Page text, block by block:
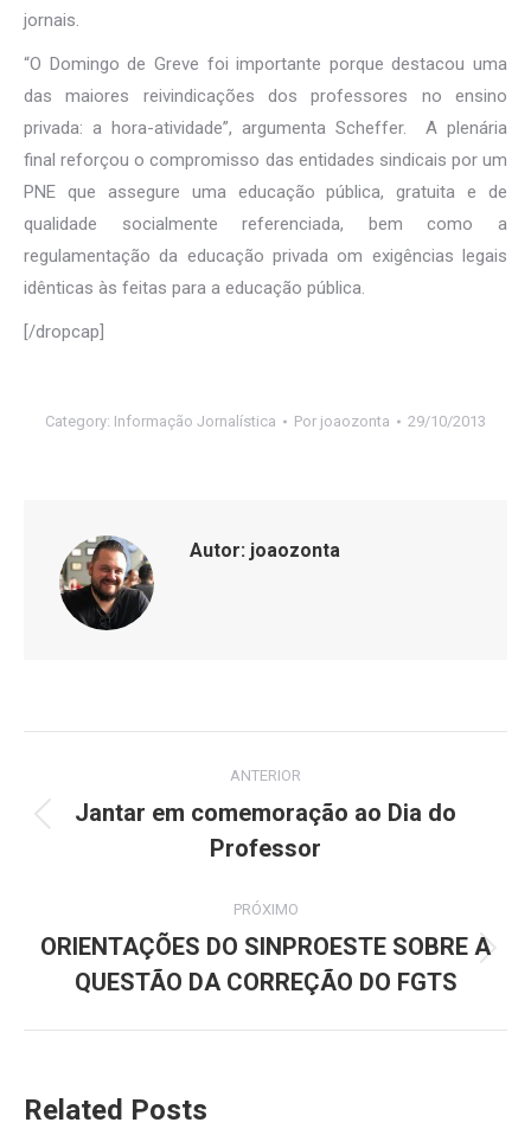
jornais.
“O Domingo de Greve foi importante porque destacou uma
das maiores reivindicações dos professores no ensino
privada: a hora-atividade”, argumenta Scheffer. A plenária
final reforçou o compromisso das entidades sindicais por um
PNE que assegure uma educação pública, gratuita e de
qualidade socialmente referenciada, bem como a
regulamentação da educação privada om exigências legais
idênticas às feitas para a educação pública.
[/dropcap]
Category: Informação Jornalística Por joaozonta 29/10/2013
Autor: joaozonta
de
ANTERIOR
Post
anterior:
Jantar em comemoração ao Dia do
Professor
PRÓXIMO
Próximo
post:
ORIENTAÇÕES DO SINPROESTE SOBRE A
QUESTÃO DA CORREÇÃO DO FGTS
Related Posts